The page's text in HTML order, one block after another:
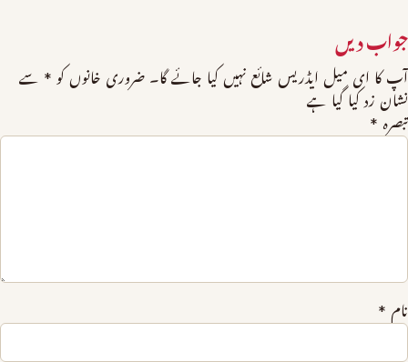
جواب دیں
آپ کا ای میل ایڈریس شائع نہیں کیا جائے گا۔ ضروری خانوں کو * سے
نشان زد کیا گیا ہے
تبصرہ *
نام *